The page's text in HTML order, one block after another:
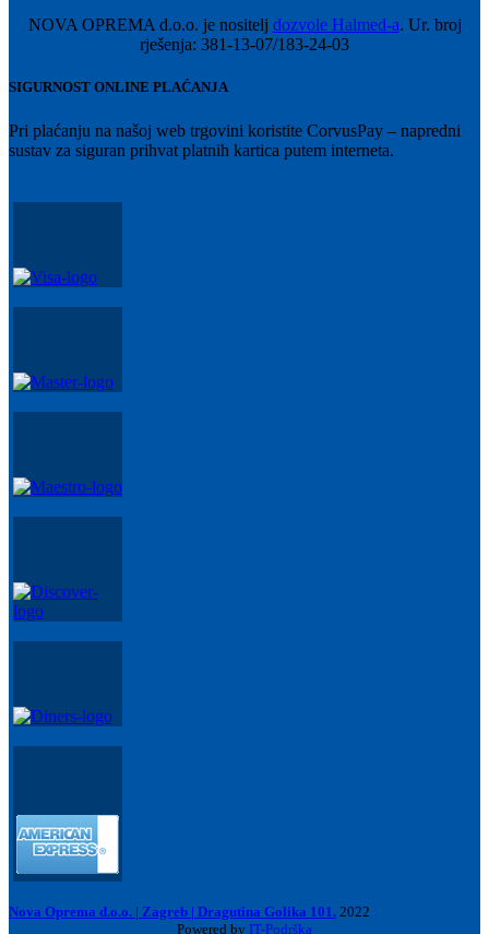
NOVA OPREMA d.o.o. je nositelj dozvole Halmed-a. Ur. broj
rješenja: 381-13-07/183-24-03
SIGURNOST ONLINE PLAĆANJA
Pri plaćanju na našoj web trgovini koristite CorvusPay – napredni
sustav za siguran prihvat platnih kartica putem interneta.
Nova Oprema d.o.o. | Zagreb | Dragutina Golika 101. 2022
Powered by IT-Podrška